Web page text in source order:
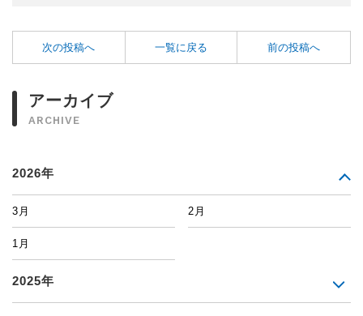
次の投稿へ 一覧に戻る 前の投稿へ
アーカイブ
ARCHIVE
2026年
3月 2月
1月
2025年